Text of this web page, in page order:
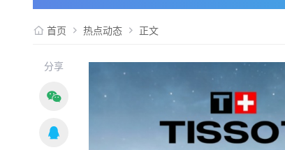
首页 热点动态 正文
分享